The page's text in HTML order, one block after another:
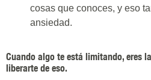
cosas que conoces, y eso
ansiedad.
Cuando algo te está limitando, eres
liberarte de eso.